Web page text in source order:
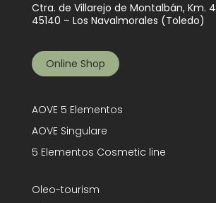
Ctra. de Villarejo de Montalbán, Km. 4
45140 – Los Navalmorales (Toledo)
Online Shop
AOVE 5 Elementos
AOVE Singulare
5 Elementos Cosmetic line
Oleo-tourism